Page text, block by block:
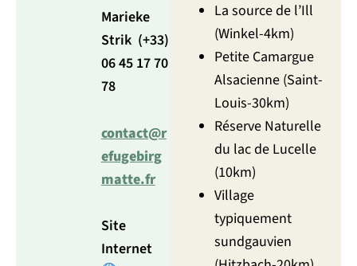
Marieke
Strik (+33)
06 45 17 70
78
contact@r
efugebirg
matte.fr
Site
Internet
La source de l’Ill
(Winkel-4km)
Petite Camargue
Alsacienne (Saint-
Louis-30km)
Réserve Naturelle
du lac de Lucelle
(10km)
Village
typiquement
sundgauvien